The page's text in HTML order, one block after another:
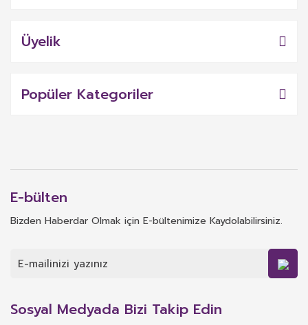
Üyelik
Popüler Kategoriler
E-bülten
Bizden Haberdar Olmak için E-bültenimize Kaydolabilirsiniz.
Sosyal Medyada Bizi Takip Edin